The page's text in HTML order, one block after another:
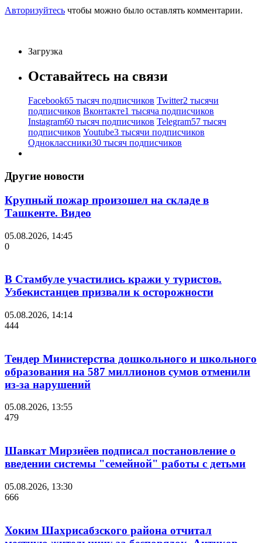
Авторизуйтесь чтобы можно было оставлять комментарии.
Загрузка
Оставайтесь на связи
Facebook65 тысяч подписчиков Twitter2 тысячи
подписчиков Вконтакте1 тысяча подписчиков
Instagram60 тысяч подписчиков Telegram57 тысяч
подписчиков Youtube3 тысячи подписчиков
Одноклассники30 тысяч подписчиков
Другие новости
Крупный пожар произошел на складе в
Ташкенте. Видео
05.08.2026, 14:45
0
В Стамбуле участились кражи у туристов.
Узбекистанцев призвали к осторожности
05.08.2026, 14:14
444
Тендер Министерства дошкольного и школьного
образования на 587 миллионов сумов отменили
из-за нарушений
05.08.2026, 13:55
479
Шавкат Мирзиёев подписал постановление о
введении системы "семейной" работы с детьми
05.08.2026, 13:30
666
Хоким Шахрисабзского района отчитал